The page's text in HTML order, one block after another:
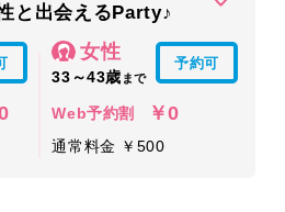
と出会えるParty♪
女性
33～43歳 まで
予約可
Web予約割 ￥0
通常料金 ￥500